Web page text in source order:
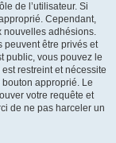
de l’utilisateur. Si
Cependant,
nouvelles adhésions.
peuvent être privés et
public, vous pouvez le
restreint et nécessite
approprié. Le
votre requête et
de ne pas harceler un